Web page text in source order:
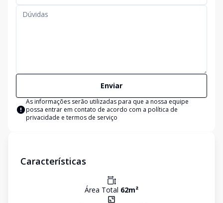
Enviar
As informações serão utilizadas para que a nossa equipe
possa entrar em contato de acordo com a política de
privacidade e termos de serviço
Características
Área Total 62m²